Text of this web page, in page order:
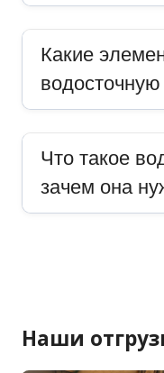
Какие
Что такое
зачем она
Наши